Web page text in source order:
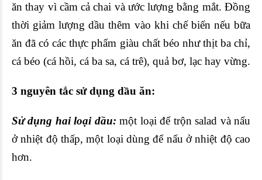
ăn thay vì cầm cả chai và ước lượng bằng mắt. Đồng
thời giảm lượng dầu thêm vào khi chế biến nếu bữa
ăn đã có các thực phẩm giàu chất béo như thịt ba chỉ,
cá béo (cá hồi, cá ba sa, cá trê), quả bơ, lạc hay vừng.
3 nguyên tắc sử dụng dầu ăn:
Sử dụng hai loại dầu:một loại để trộn salad và nấu
ở nhiệt độ thấp, một loại dùng để nấu ở nhiệt độ cao
hơn.